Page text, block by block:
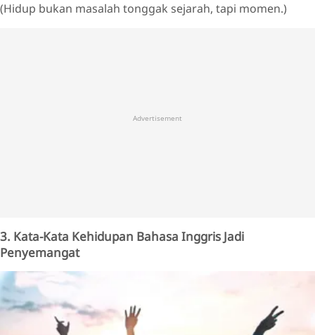
(Hidup bukan masalah tonggak sejarah, tapi momen.)
Advertisement
3. Kata-Kata Kehidupan Bahasa Inggris Jadi
Penyemangat